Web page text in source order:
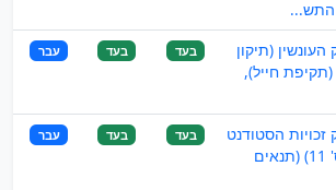
התש...
(תיקון
162) (תקיפת חייל),
בעד בעד עבר
הסטודנט
(תיקון מס' 11) (תנאים
בעד בעד עבר